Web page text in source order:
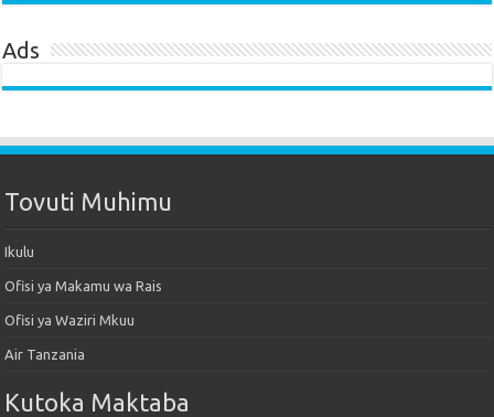
Ads
Tovuti Muhimu
Ikulu
Ofisi ya Makamu wa Rais
Ofisi ya Waziri Mkuu
Air Tanzania
Kutoka Maktaba